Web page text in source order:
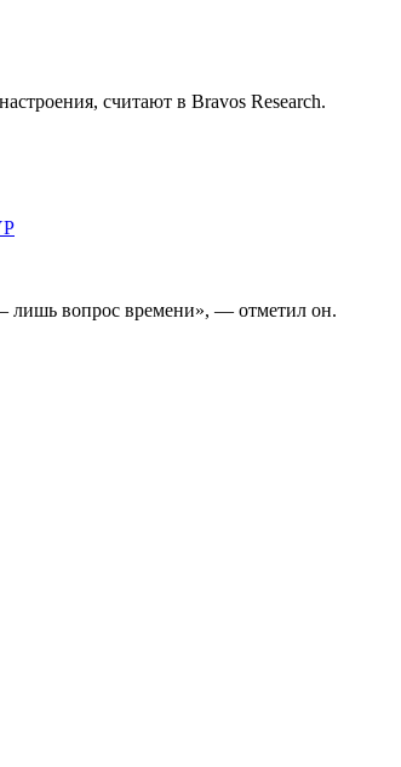
считают в Bravos Research.
— лишь вопрос времени», — отметил он.